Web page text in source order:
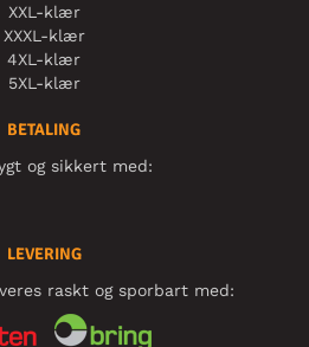
XXL-klær
XXXL-klær
4XL-klær
5XL-klær
BETALING
og sikkert med:
LEVERING
raskt og sporbart med: